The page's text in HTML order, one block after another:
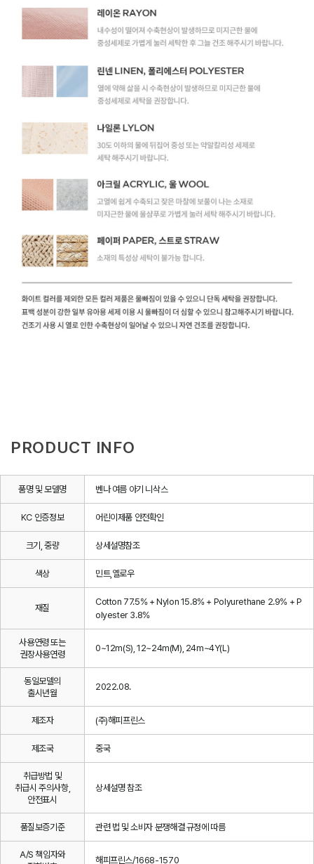
PRODUCT INFO
품명 및 모델명 벤나 여름 아기 니삭스
KC 인증정보 어린이제품 안전확인
크기, 중량 상세설명참조
색상 민트,옐로우
재질
Cotton 77.5% + Nylon 15.8% + Polyurethane 2.9% + P
olyester 3.8%
사용연령 또는
권장사용연령
0~12m(S), 12~24m(M), 24m~4Y(L)
동일모델의
출시년월
2022.08.
제조자 (주)해피프린스
제조국 중국
취급방법 및
취급시 주의사항,
안전표시
상세설명 참조
품질보증기준 관련 법 및 소비자 분쟁해결 규정에 따름
A/S 책임자와
해피프린스/1668-1570